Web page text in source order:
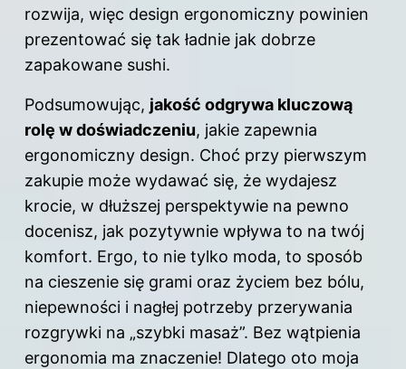
rozwija, więc design ergonomiczny powinien
prezentować się tak ładnie jak dobrze
zapakowane sushi.
Podsumowując, jakość odgrywa kluczową
rolę w doświadczeniu, jakie zapewnia
ergonomiczny design. Choć przy pierwszym
zakupie może wydawać się, że wydajesz
krocie, w dłuższej perspektywie na pewno
docenisz, jak pozytywnie wpływa to na twój
komfort. Ergo, to nie tylko moda, to sposób
na cieszenie się grami oraz życiem bez bólu,
niepewności i nagłej potrzeby przerywania
rozgrywki na „szybki masaż”. Bez wątpienia
ergonomia ma znaczenie! Dlatego oto moja